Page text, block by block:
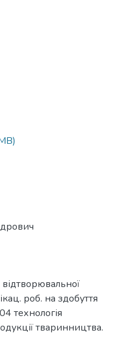
роб. на здобуття
технологія
тваринництва.